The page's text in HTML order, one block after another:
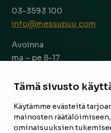
Tämä sivusto
Käytämme evästeitä
mainosten
ominaisuuksien
03-3593 100
info@messupuu.com
Avoinna
ma – pe 8-17
ETUSIVU